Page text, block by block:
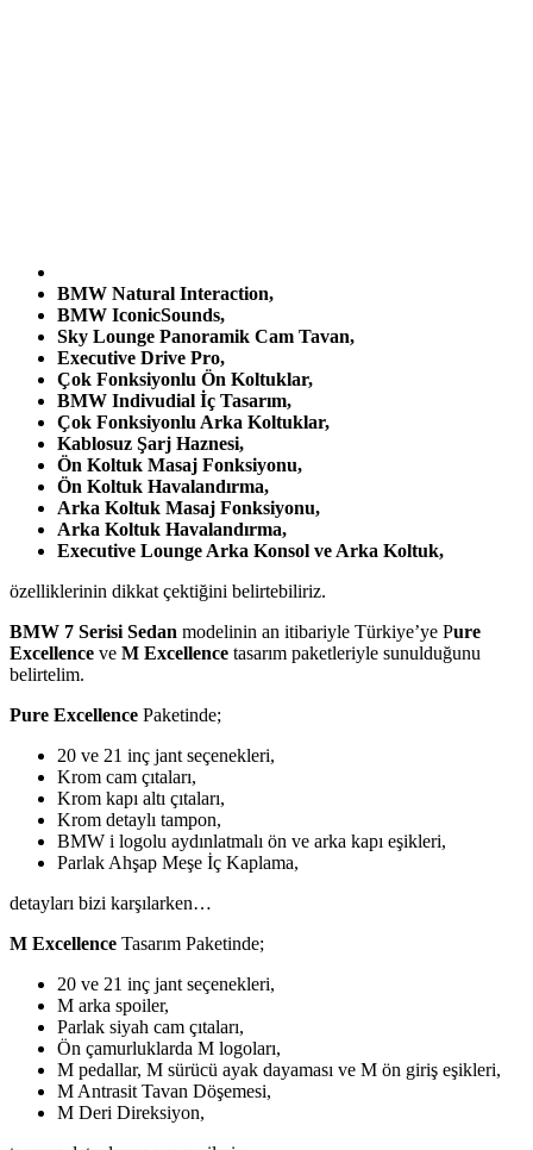
BMW Natural Interaction,
BMW IconicSounds,
Sky Lounge Panoramik Cam Tavan,
Executive Drive Pro,
Çok Fonksiyonlu Ön Koltuklar,
BMW Indivudial İç Tasarım,
Çok Fonksiyonlu Arka Koltuklar,
Kablosuz Şarj Haznesi,
Ön Koltuk Masaj Fonksiyonu,
Ön Koltuk Havalandırma,
Arka Koltuk Masaj Fonksiyonu,
Arka Koltuk Havalandırma,
Executive Lounge Arka Konsol ve Arka Koltuk,
özelliklerinin dikkat çektiğini belirtebiliriz.
BMW 7 Serisi Sedan modelinin an itibariyle Türkiye’ye Pure
Excellence ve M Excellence tasarım paketleriyle sunulduğunu
belirtelim.
Pure Excellence Paketinde;
20 ve 21 inç jant seçenekleri,
Krom cam çıtaları,
Krom kapı altı çıtaları,
Krom detaylı tampon,
BMW i logolu aydınlatmalı ön ve arka kapı eşikleri,
Parlak Ahşap Meşe İç Kaplama,
detayları bizi karşılarken…
M Excellence Tasarım Paketinde;
20 ve 21 inç jant seçenekleri,
M arka spoiler,
Parlak siyah cam çıtaları,
Ön çamurluklarda M logoları,
M pedallar, M sürücü ayak dayaması ve M ön giriş eşikleri,
M Antrasit Tavan Döşemesi,
M Deri Direksiyon,